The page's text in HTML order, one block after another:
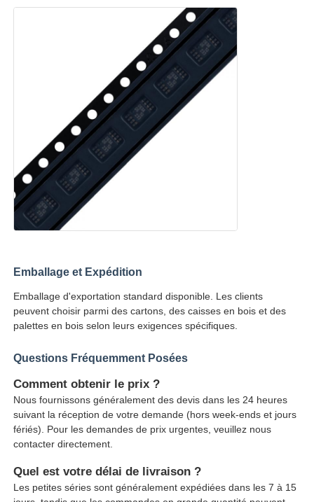
Emballage et Expédition
Emballage d'exportation standard disponible. Les clients
peuvent choisir parmi des cartons, des caisses en bois et des
palettes en bois selon leurs exigences spécifiques.
Questions Fréquemment Posées
Comment obtenir le prix ?
Nous fournissons généralement des devis dans les 24 heures
suivant la réception de votre demande (hors week-ends et jours
fériés). Pour les demandes de prix urgentes, veuillez nous
contacter directement.
Quel est votre délai de livraison ?
Les petites séries sont généralement expédiées dans les 7 à 15